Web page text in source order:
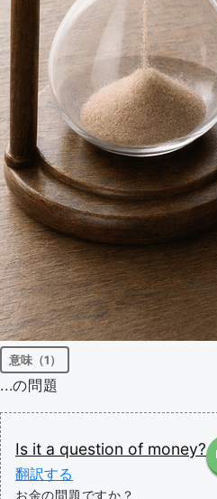
意味（1）
...の問題
Is it a question of money?
翻訳する
お金の問題ですか？